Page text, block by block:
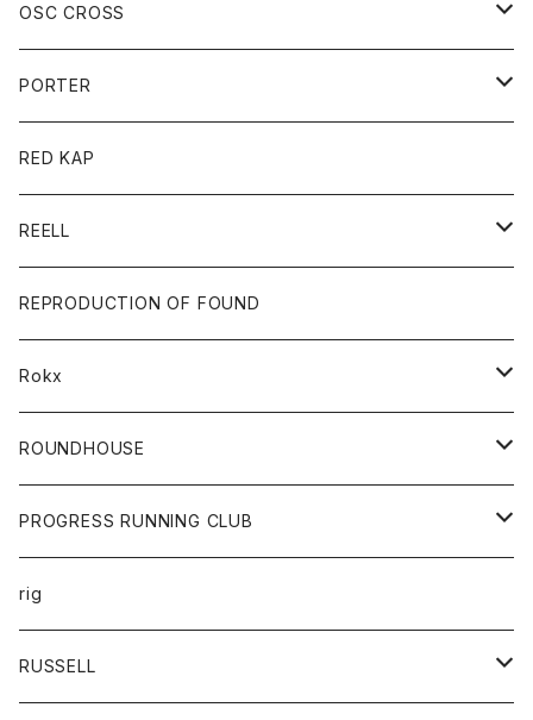
ロングスリーブＴシャツ
アウター
コート
ジャケット
アクセサリー
バッグ
キッズ
Tシャツ
帽子
グッズ
靴
バック
トップス
カットソー
カーディガン
ボトムス
ショートパンツ
パンツ
レディース
カットソー
コート
OSC CROSS
ダウンジャケット
PORTER
カードホルダー
キーホルダー
財布
バック
RED KAP
REELL
パンツ
ショートパンツ
REPRODUCTION OF FOUND
Rokx
ボトム
ROUNDHOUSE
エプロン
キッズ
オーバーオール
ボトム
PROGRESS RUNNING CLUB
トップス
Tシャツ
グッズ
rig
RUSSELL